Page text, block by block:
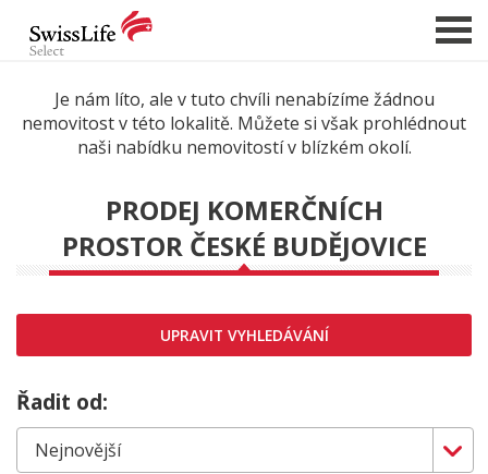
NABÍDKA NEMOVITOSTÍ
HLÍDAT NOVÉ NABÍDKY
CHCI OCENIT NEMOVITOST
REFERENCE
KARIÉRA
FINANCOVÁNÍ / HYPOTÉKA
Je nám líto, ale v tuto chvíli nenabízíme žádnou
nemovitost v této lokalitě. Můžete si však prohlédnout
naši nabídku nemovitostí v blízkém okolí.
PRODEJ KOMERČNÍCH
PROSTOR ČESKÉ BUDĚJOVICE
UPRAVIT VYHLEDÁVÁNÍ
Řadit od: